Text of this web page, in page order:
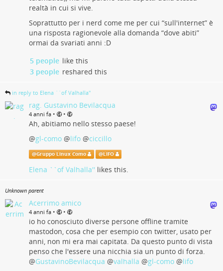
realtà in cui si vive.
Soprattutto per i nerd come me per cui “sull'internet” è
una risposta ragionevole alla domanda “dove abiti”
ormai da svariati anni :D
5 people like this
3 people reshared this
in reply to Elena ``of Valhalla''
rag. Gustavino Bevilacqua
4 anni fa • •
Ah, abitiamo nello stesso paese!
@gl-como @lifo @ciccillo
@Gruppo Linux Como @LIFO
Elena ``of Valhalla'' likes this.
Unknown parent
Acerrimo amico
4 anni fa • •
io ho conosciuto diverse persone offline tramite
mastodon, cosa che per esempio con twitter, usato per
anni, non mi era mai capitata. Da questo punto di vista
penso che l'essere una nicchia sia un punto di forza.
@GustavinoBevilacqua @valhalla @gl-como @lifo